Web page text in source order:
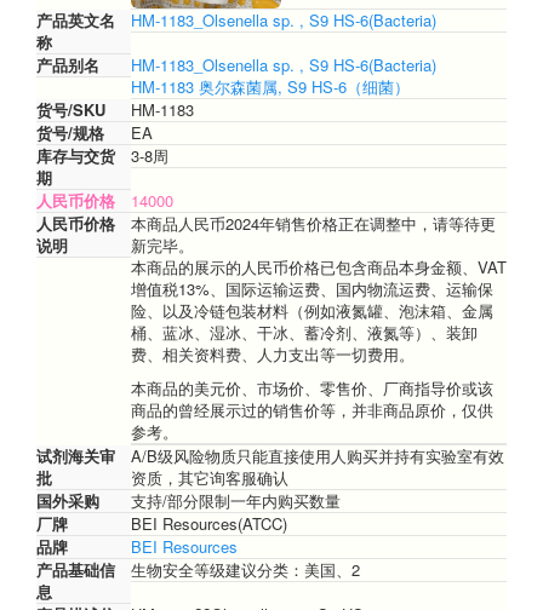
属,S9HS-
6(细
产品英文名
称
HM-1183_Olsenella sp. , S9 HS-6(Bacteria)
产品别名
HM-1183_Olsenella sp. , S9 HS-6(Bacteria)
HM-1183 奥尔森菌属, S9 HS-6（细菌）
货号/SKU
HM-1183
货号/规格
EA
库存与交货
期
3-8周
人民币价格
14000
人民币价格
说明
本商品人民币2024年销售价格正在调整中，请等待更
新完毕。
本商品的展示的人民币价格已包含商品本身金额、VAT
增值税13%、国际运输运费、国内物流运费、运输保
险、以及冷链包装材料（例如液氮罐、泡沫箱、金属
桶、蓝冰、湿冰、干冰、蓄冷剂、液氮等）、装卸
费、相关资料费、人力支出等一切费用。
本商品的美元价、市场价、零售价、厂商指导价或该
商品的曾经展示过的销售价等，并非商品原价，仅供
参考。
试剂海关审
批
A/B级风险物质只能直接使用人购买并持有实验室有效
资质，其它询客服确认
国外采购
支持/部分限制一年内购买数量
厂牌
BEI Resources(ATCC)
品牌
BEI Resources
产品基础信
息
生物安全等级建议分类：美国、2